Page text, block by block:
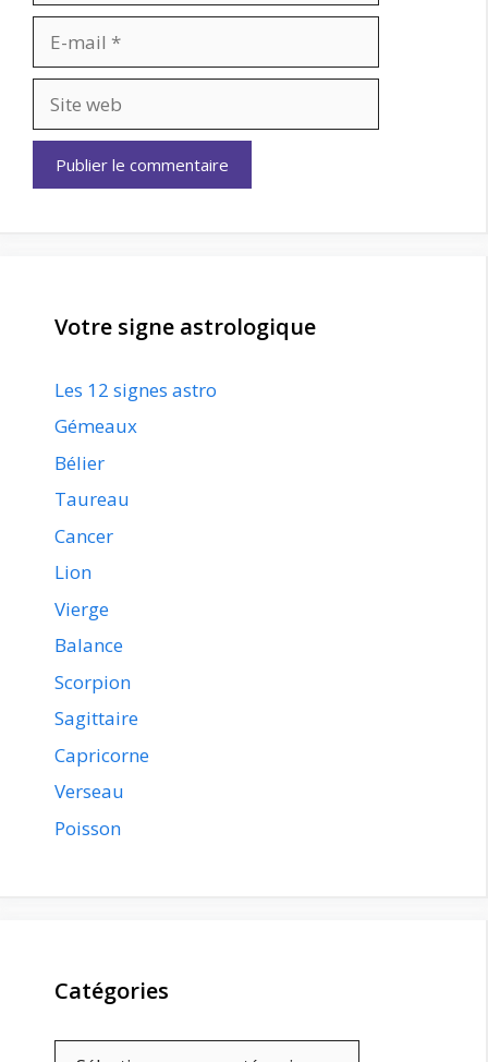
mail
web
Votre signe astrologique
Les 12 signes astro
Gémeaux
Bélier
Taureau
Cancer
Lion
Vierge
Balance
Scorpion
Sagittaire
Capricorne
Verseau
Poisson
Catégories